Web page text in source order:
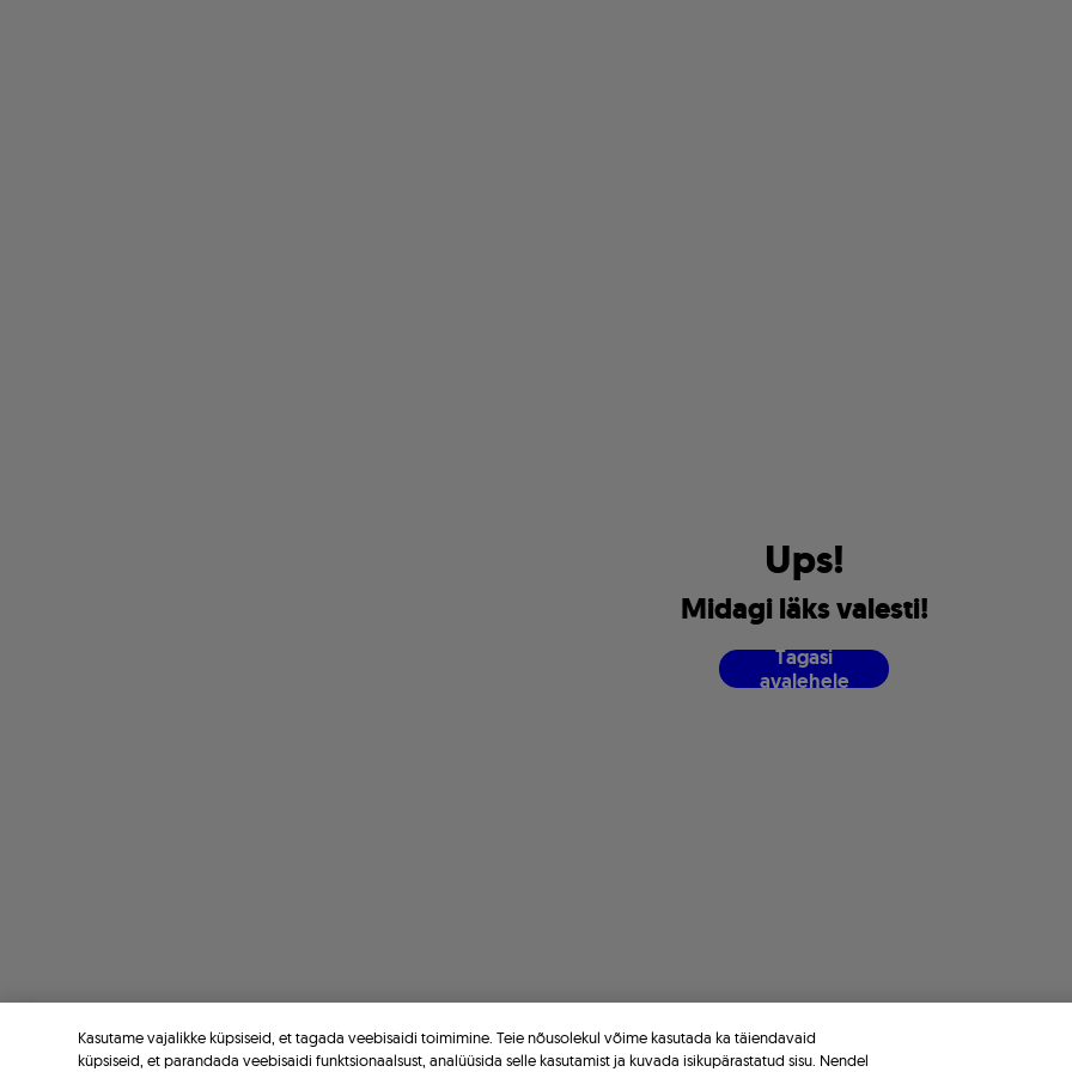
Ups!
Midagi läksvalesti!
Tagasi
avalehele
Kasutame vajalikke küpsiseid, et tagada veebisaidi toimimine. Teie nõusolekul võime kasutada ka täiendavaid
küpsiseid, et parandada veebisaidi funktsionaalsust, analüüsida selle kasutamist ja kuvada isikupärastatud sisu. Nendel